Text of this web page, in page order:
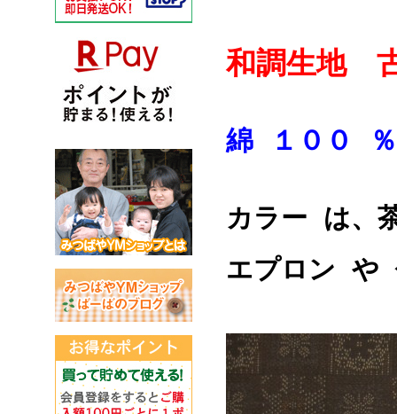
和調生地
綿 １００
カラー は、
エプロン や